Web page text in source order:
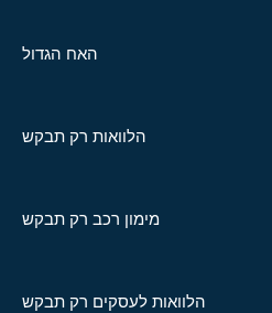
האח הגדול
הלוואות רק תבקש
מימון רכב רק תבקש
הלוואות לעסקים רק תבקש